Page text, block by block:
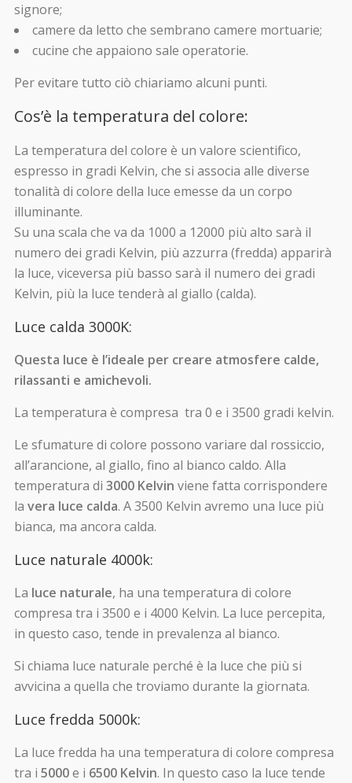
signore;
camere da letto che sembrano camere mortuarie;
cucine che appaiono sale operatorie.
Per evitare tutto ciò chiariamo alcuni punti.
Cos’è la temperatura del colore:
La temperatura del colore è un valore scientifico,
espresso in gradi Kelvin, che si associa alle diverse
tonalità di colore della luce emesse da un corpo
illuminante.
Su una scala che va da 1000 a 12000 più alto sarà il
numero dei gradi Kelvin, più azzurra (fredda) apparirà
la luce, viceversa più basso sarà il numero dei gradi
Kelvin, più la luce tenderà al giallo (calda).
Luce calda 3000K:
Questa luce è l’ideale per creare atmosfere calde,
rilassanti e amichevoli.
La temperatura è compresa tra 0 e i 3500 gradi kelvin.
Le sfumature di colore possono variare dal rossiccio,
all’arancione, al giallo, fino al bianco caldo. Alla
temperatura di 3000 Kelvin viene fatta corrispondere
la vera luce calda. A 3500 Kelvin avremo una luce più
bianca, ma ancora calda.
Luce naturale 4000k:
La luce naturale, ha una temperatura di colore
compresa tra i 3500 e i 4000 Kelvin. La luce percepita,
in questo caso, tende in prevalenza al bianco.
Si chiama luce naturale perché è la luce che più si
avvicina a quella che troviamo durante la giornata.
Luce fredda 5000k:
La luce fredda ha una temperatura di colore compresa
tra i 5000e i 6500 Kelvin. In questo caso la luce tende